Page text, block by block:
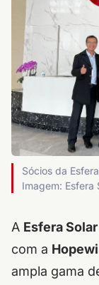
Sócios da
Imagem: Esfera
A Esfera Solar
com a
ampla gama